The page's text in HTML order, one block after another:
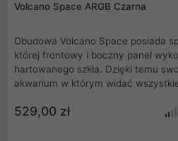
Volcano Space ARGB Czarna
Obudowa Volcano Space posiada
której frontowy i boczny panel
hartowanego szkła. Dzięki temu
akwarium w którym widać
komponenty praktycznie pod
miłośników eksponowania swojego
529,00 zł